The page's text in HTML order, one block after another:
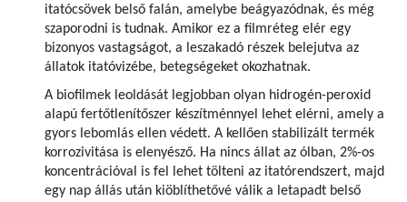
itatócsövek belső falán, amelybe beágyazódnak, és még
szaporodni is tudnak. Amikor ez a filmréteg elér egy
bizonyos vastagságot, a leszakadó részek belejutva az
állatok itatóvizébe, betegségeket okozhatnak.
A biofilmek leoldását legjobban olyan hidrogén-peroxid
alapú fertőtlenítőszer készítménnyel lehet elérni, amely a
gyors lebomlás ellen védett. A kellően stabilizált termék
korrozivitása is elenyésző. Ha nincs állat az ólban, 2%-os
koncentrációval is fel lehet tölteni az itatórendszert, majd
egy nap állás után kiöblíthetővé válik a letapadt belső